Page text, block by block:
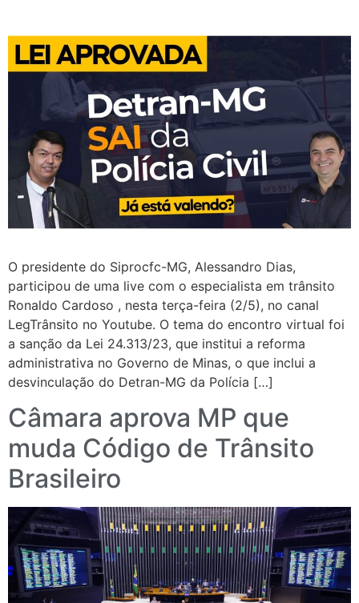
O presidente do Siprocfc-MG, Alessandro Dias,
participou de uma live com o especialista em trânsito
Ronaldo Cardoso , nesta terça-feira (2/5), no canal
LegTrânsito no Youtube. O tema do encontro virtual foi
a sanção da Lei 24.313/23, que institui a reforma
administrativa no Governo de Minas, o que inclui a
desvinculação do Detran-MG da Polícia […]
Câmara aprova MP que
muda Código de Trânsito
Brasileiro